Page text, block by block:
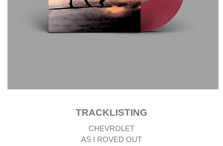
TRACKLISTING
CHEVROLET
AS I ROVED OUT